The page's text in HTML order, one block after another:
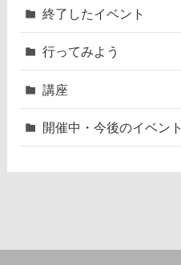
終了したイベント
行ってみよう
講座
開催中・今後のイベント